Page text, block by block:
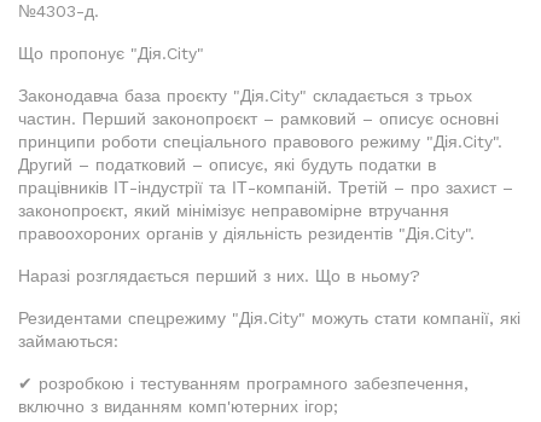
№4303-д.
Що пропонує "Дія.City"
Законодавча база проєкту "Дія.City" складається з трьох
частин. Перший законопроєкт – рамковий – описує основні
принципи роботи спеціального правового режиму "Дія.City".
Другий – податковий – описує, які будуть податки в
працівників ІТ-індустрії та ІТ-компаній. Третій – про захист –
законопроєкт, який мінімізує неправомірне втручання
правоохороних органів у діяльність резидентів "Дія.City".
Наразі розглядається перший з них. Що в ньому?
Резидентами спецрежиму "Дія.City" можуть стати компанії, які
займаються:
✔ розробкою і тестуванням програмного забезпечення,
включно з виданням комп'ютерних ігор;